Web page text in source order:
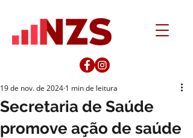
Secretaria de Saúde
promove ação de saúde
19 de nov. de 2024 1 min de leitura